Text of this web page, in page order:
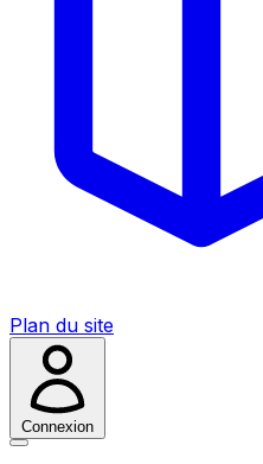
Plan du site
Connexion